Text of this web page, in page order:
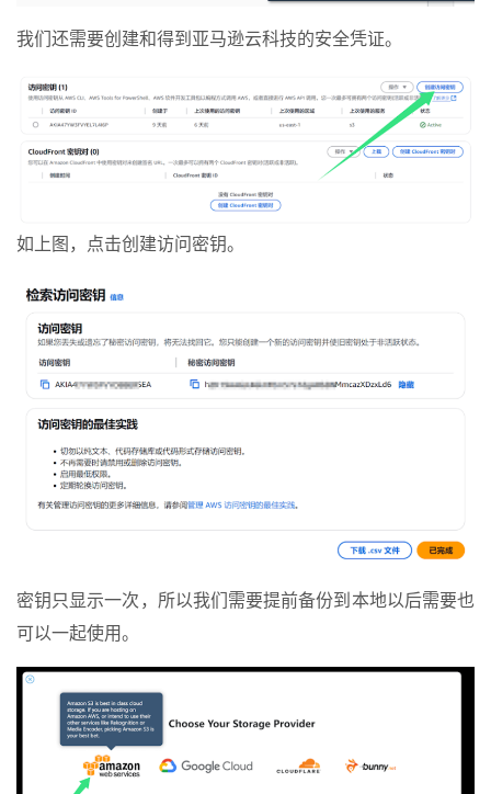
我们还需要创建和得到亚马逊云科技的安全凭证。
如上图，点击创建访问密钥。
密钥只显示一次，所以我们需要提前备份到本地以后需要也
可以一起使用。